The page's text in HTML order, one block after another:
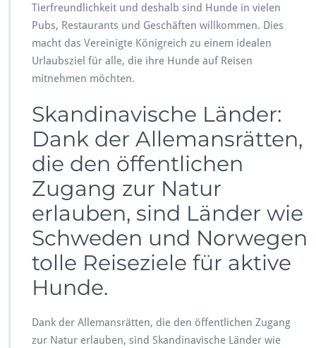
Tierfreundlichkeit und deshalb sind Hunde in vielen
Pubs, Restaurants und Geschäften willkommen. Dies
macht das Vereinigte Königreich zu einem idealen
Urlaubsziel für alle, die ihre Hunde auf Reisen
mitnehmen möchten.
Skandinavische Länder:
Dank der Allemansrätten,
die den öffentlichen
Zugang zur Natur
erlauben, sind Länder wie
Schweden und Norwegen
tolle Reiseziele für aktive
Hunde.
Dank der Allemansrätten, die den öffentlichen Zugang
zur Natur erlauben, sind Skandinavische Länder wie